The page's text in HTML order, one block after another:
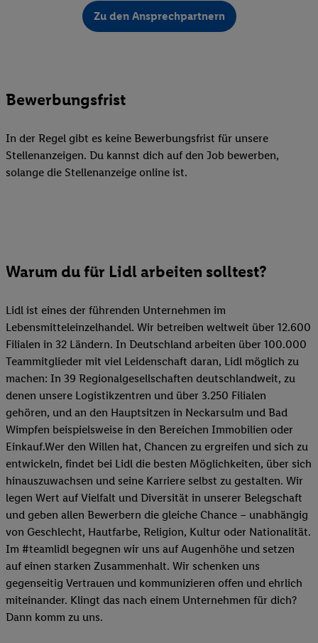
Zu den Ansprechpartnern
Bewerbungsfrist
In der Regel gibt es keine Bewerbungsfrist für unsere
Stellenanzeigen. Du kannst dich auf den Job bewerben,
solange die Stellenanzeige online ist.
Warum du für Lidl arbeiten solltest?
Lidl ist eines der führenden Unternehmen im
Lebensmitteleinzelhandel. Wir betreiben weltweit über 12.600
Filialen in 32 Ländern. In Deutschland arbeiten über 100.000
Teammitglieder mit viel Leidenschaft daran, Lidl möglich zu
machen: In 39 Regionalgesellschaften deutschlandweit, zu
denen unsere Logistikzentren und über 3.250 Filialen
gehören, und an den Hauptsitzen in Neckarsulm und Bad
Wimpfen beispielsweise in den Bereichen Immobilien oder
Einkauf.Wer den Willen hat, Chancen zu ergreifen und sich zu
entwickeln, findet bei Lidl die besten Möglichkeiten, über sich
hinauszuwachsen und seine Karriere selbst zu gestalten. Wir
legen Wert auf Vielfalt und Diversität in unserer Belegschaft
und geben allen Bewerbern die gleiche Chance – unabhängig
von Geschlecht, Hautfarbe, Religion, Kultur oder Nationalität.
Im #teamlidl begegnen wir uns auf Augenhöhe und setzen
auf einen starken Zusammenhalt. Wir schenken uns
gegenseitig Vertrauen und kommunizieren offen und ehrlich
miteinander. Klingt das nach einem Unternehmen für dich?
Dann komm zu uns.​